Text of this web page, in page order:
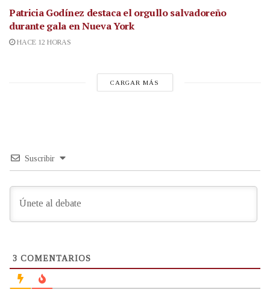
Patricia Godínez destaca el orgullo salvadoreño
durante gala en Nueva York
HACE 12 HORAS
CARGAR MÁS
Suscribir
3 COMENTARIOS